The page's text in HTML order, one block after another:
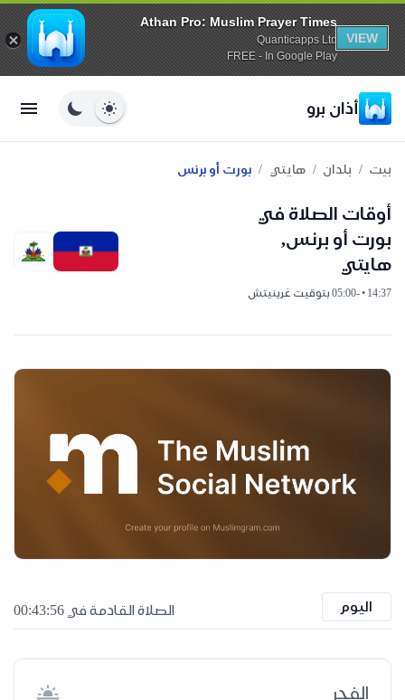
Athan Pro: Muslim Prayer Times
Quanticapps Ltd
FREE - In Google Play
VIEW
أذان برو
بيت / بلدان / هايتي / بورت أو برنس
أوقات الصلاة في
بورت أو برنس,
هايتي
14:37 • -05:00 بتوقيت غرينيتش
اليوم الصلاة القادمة في 00:43:55
الفجر